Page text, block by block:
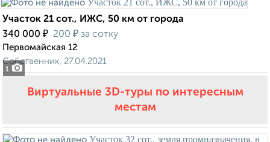
1
Участок 21 сот., ИЖС, 50 км от города
340 000 ₽ 200 ₽ за сотку
Первомайская 12
Собственник, 27.04.2021
Виртуальные 3D-туры по интересным
местам